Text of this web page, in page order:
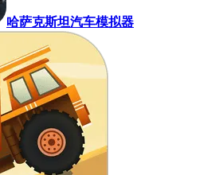
哈萨克斯坦汽车模拟器